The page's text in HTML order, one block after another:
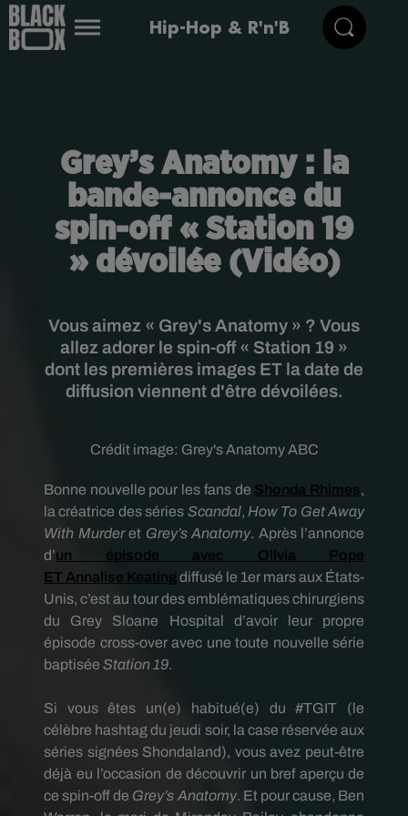
Hip-Hop & R'n'B
Grey’s Anatomy : la
bande-annonce du
spin-off « Station 19
» dévoilée (Vidéo)
Vous aimez « Grey's Anatomy » ? Vous
allez adorer le spin-off « Station 19 »
dont les premières images ET la date de
diffusion viennent d'être dévoilées.
Crédit image: Grey's Anatomy ABC
Bonne nouvelle pour les fans de Shonda Rhimes,
la créatrice des séries Scandal, How To Get Away
With Murder et Grey’s Anatomy. Après l’annonce
d’un épisode avec Olivia Pope
ET Annalise Keatingdiffusé le 1er mars aux États-
Unis, c’est au tour des emblématiques chirurgiens
du
Grey
Sloane Hospital d’avoir leur propre
épisode cross-over avec une toute nouvelle série
baptisée Station 19.
Si vous êtes un(e) habitué(e) du #TGIT
(le
célèbre hashtag du jeudi soir, la case réservée aux
séries signées Shondaland), vous avez peut-être
déjà eu l’occasion de découvrir un bref aperçu de
ce spin-off de Grey’s Anatomy. Et pour cause, Ben